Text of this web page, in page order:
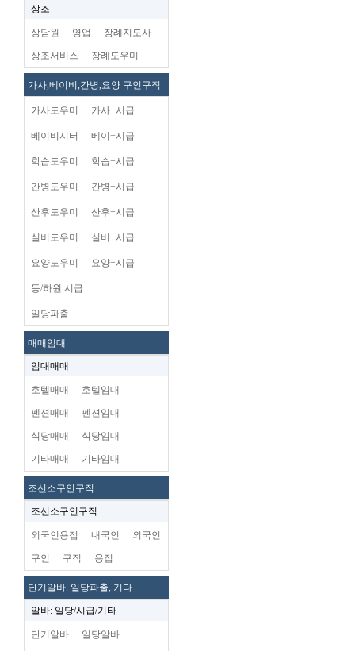
상조
상담원 영업 장례지도사
상조서비스 장례도우미
가사,베이비,간병,요양 구인구직
가사도우미 가사+시급
베이비시터 베이+시급
학습도우미 학습+시급
간병도우미 간병+시급
산후도우미 산후+시급
실버도우미 실버+시급
요양도우미 요양+시급
등/하원 시급
일당파출
매매임대
임대매매
호텔매매 호텔임대
펜션매매 펜션임대
식당매매 식당임대
기타매매 기타임대
조선소구인구직
조선소구인구직
외국인용접 내국인 외국인
구인 구직 용접
단기알바. 일당파출, 기타
알바: 일당/시급/기타
단기알바 일당알바